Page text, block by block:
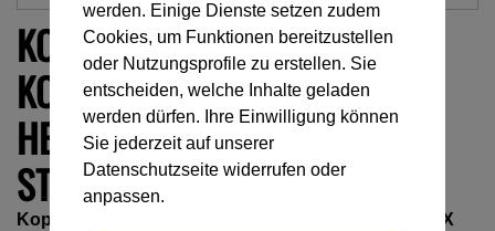
KOPFBAND MIT
KOMFORTPOLSTER FÜR DIE
HELME VERTEX® UND
STRATO®
Kopfband mit Komfortpolster für die Helme VERTEX
werden. Einige Dienste setzen zudem
Cookies, um Funktionen bereitzustellen
oder Nutzungsprofile zu erstellen. Sie
entscheiden, welche Inhalte geladen
werden dürfen. Ihre Einwilligung können
Sie jederzeit auf unserer
Datenschutzseite widerrufen oder
anpassen.